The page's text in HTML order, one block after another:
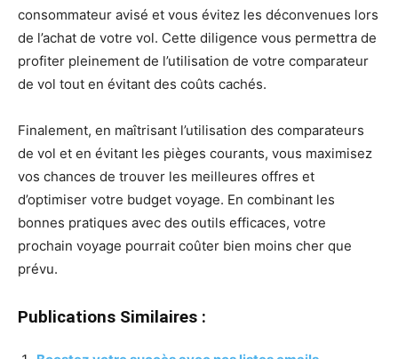
consommateur avisé et vous évitez les déconvenues lors
de l’achat de votre vol. Cette diligence vous permettra de
profiter pleinement de l’utilisation de votre comparateur
de vol tout en évitant des coûts cachés.
Finalement, en maîtrisant l’utilisation des comparateurs
de vol et en évitant les pièges courants, vous maximisez
vos chances de trouver les meilleures offres et
d’optimiser votre budget voyage. En combinant les
bonnes pratiques avec des outils efficaces, votre
prochain voyage pourrait coûter bien moins cher que
prévu.
Publications Similaires :